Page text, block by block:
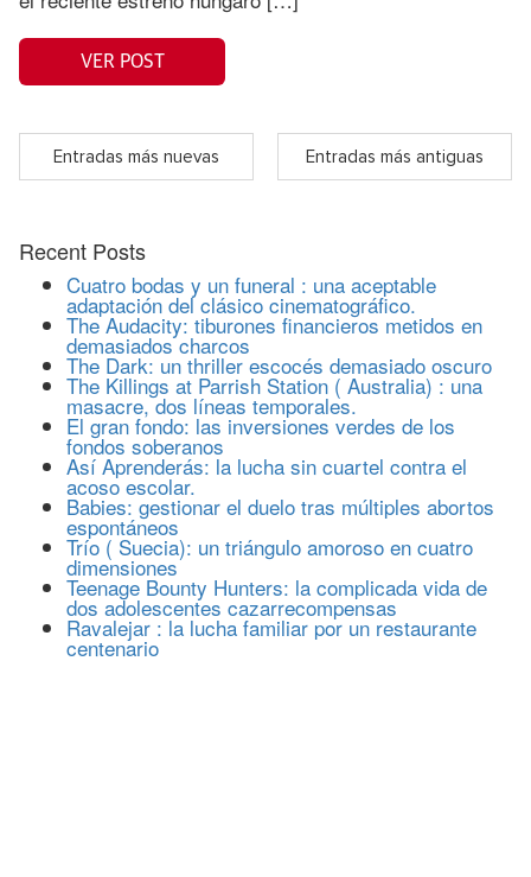
VER POST
Entradas más nuevas Entradas más antiguas
Recent Posts
Cuatro bodas y un funeral : una aceptable
adaptación del clásico cinematográfico.
The Audacity: tiburones financieros metidos en
demasiados charcos
The Dark: un thriller escocés demasiado oscuro
The Killings at Parrish Station ( Australia) : una
masacre, dos líneas temporales.
El gran fondo: las inversiones verdes de los
fondos soberanos
Así Aprenderás: la lucha sin cuartel contra el
acoso escolar.
Babies: gestionar el duelo tras múltiples abortos
espontáneos
Trío ( Suecia): un triángulo amoroso en cuatro
dimensiones
Teenage Bounty Hunters: la complicada vida de
dos adolescentes cazarrecompensas
Ravalejar : la lucha familiar por un restaurante
centenario